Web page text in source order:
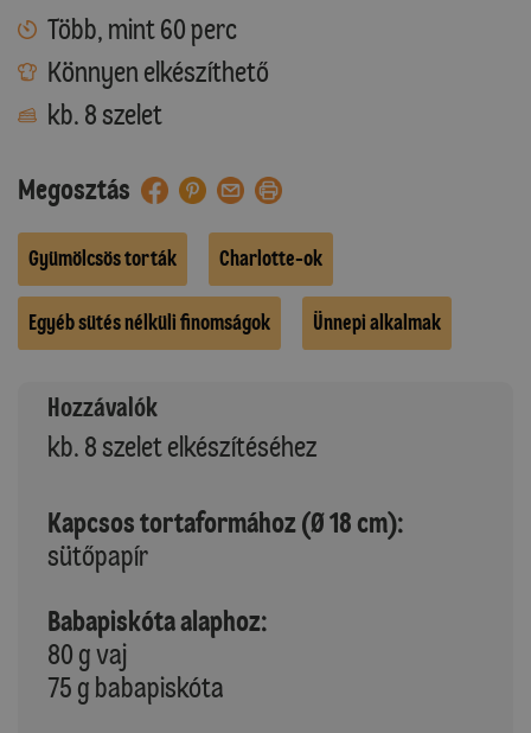
Több, mint 60 perc
Könnyen elkészíthető
kb. 8 szelet
Megosztás
Gyümölcsös torták Charlotte-ok
Egyéb sütés nélküli finomságok Ünnepi alkalmak
Hozzávalók
kb. 8 szelet elkészítéséhez
Kapcsos tortaformához (Ø 18 cm):
sütőpapír
Babapiskóta alaphoz:
80 g vaj
75 g babapiskóta